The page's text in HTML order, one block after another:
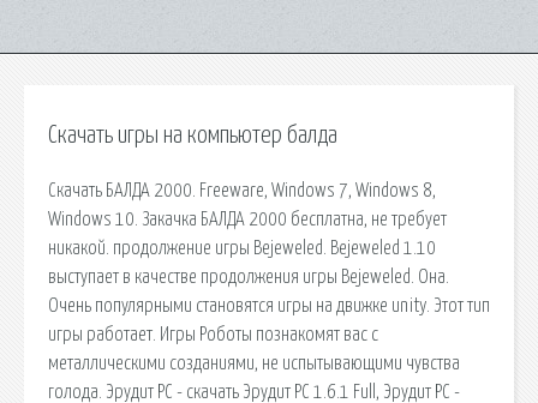
Скачать игры на компьютер балда
Скачать БАЛДА 2000. Freeware, Windows 7, Windows 8,
Windows 10. Закачка БАЛДА 2000 бесплатна, не требует
никакой. продолжение игры Bejeweled. Bejeweled 1.10
выступает в качестве продолжения игры Bejeweled. Она.
Очень популярными становятся игры на движке unity. Этот тип
игры работает. Игры Роботы познакомят вас с
металлическими созданиями, не испытывающими чувства
голода. Эрудит PC - скачать Эрудит PC 1.6.1 Full, Эрудит PC -